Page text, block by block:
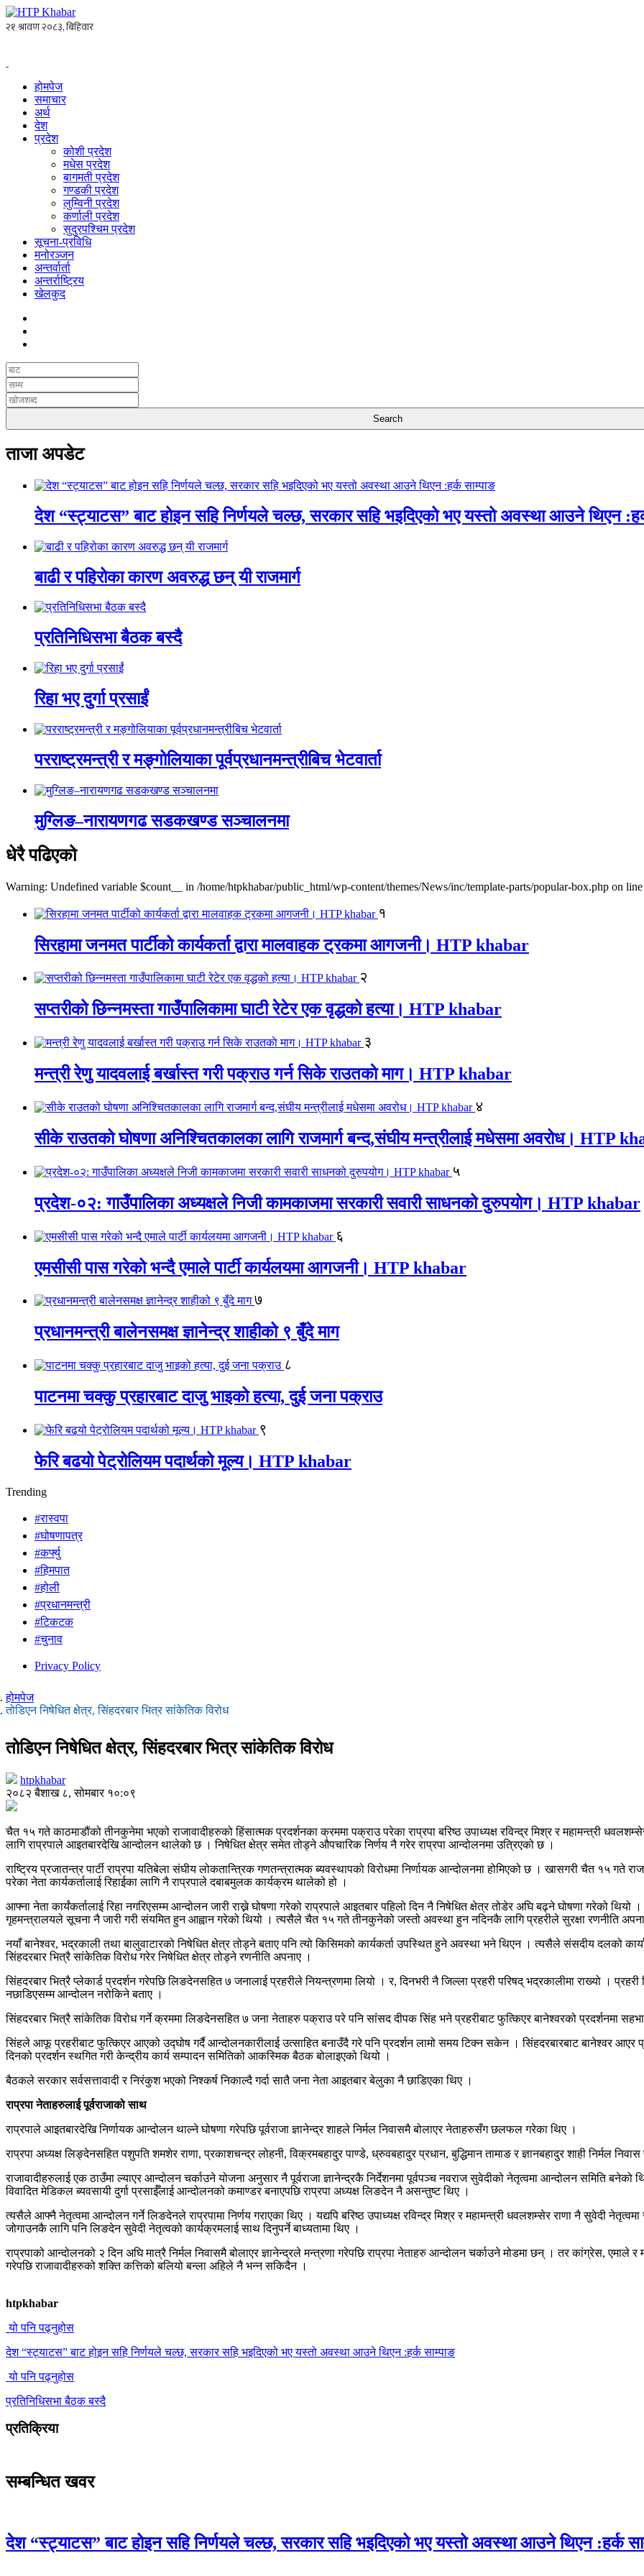
होमपेज
समाचार
अर्थ
देश
प्रदेश
कोशी प्रदेश
मधेस प्रदेश
बागमती प्रदेश
गण्डकी प्रदेश
लुम्विनी प्रदेश
कर्णाली प्रदेश
सुदुरपश्चिम प्रदेश
सूचना-प्रविधि
मनोरञ्जन
अन्तर्वार्ता
अन्तर्राष्ट्रिय
खेलकुद
ताजा अपडेट
देश “स्ट्याटस” बाट होइन सहि निर्णयले चल्छ, सरकार सहि भइदिएको भए यस्तो अवस्था आउने थिएन
बाढी र पहिरोका कारण अवरुद्ध छन् यी राजमार्ग
प्रतिनिधिसभा बैठक बस्दै
रिहा भए दुर्गा प्रसाईं
परराष्ट्रमन्त्री र मङ्गोलियाका पूर्वप्रधानमन्त्रीबिच भेटवार्ता
मुग्लिङ–नारायणगढ सडकखण्ड सञ्चालनमा
धेरै पढिएको
Warning: Undefined variable $count__ in /home/htpkhabar/public_html/wp-content/themes/News/inc/template-parts/popular-box.php on
१
सिरहामा जनमत पार्टीको कार्यकर्ता द्वारा मालवाहक ट्रकमा आगजनी। HTP khabar
२
सप्तरीको छिन्नमस्ता गाउँपालिकामा घाटी रेटेर एक वृद्धको हत्या। HTP khabar
३
मन्त्री रेणु यादवलाई बर्खास्त गरी पक्राउ गर्न सिके राउतकाे माग। HTP khabar
४
सीके राउतको घोषणा अनिश्चितकालका लागि राजमार्ग बन्द,संघीय मन्त्रीलाई मधेसमा अवरोध। HTP
५
प्रदेश-०२: गाउँपालिका अध्यक्षले निजी कामकाजमा सरकारी सवारी साधनको दुरुपयोग। HTP khabar
६
एमसीसी पास गरेको भन्दै एमाले पार्टी कार्यलयमा आगजनी। HTP khabar
७
प्रधानमन्त्री बालेनसमक्ष ज्ञानेन्द्र शाहीको ९ बुँदे माग
८
पाटनमा चक्कु प्रहारबाट दाजु भाइको हत्या, दुई जना पक्राउ
९
फेरि बढयो पेट्रोलियम पदार्थको मूल्य। HTP khabar
Trending
#रास्वपा
#घोषणापत्र
#कर्फ्यु
#हिमपात
#होली
#प्रधानमन्त्री
#टिकटक
#चुनाव
Privacy Policy
होमपेज
तोडिएन निषेधित क्षेत्र, सिंहदरबार भित्र सांकेतिक विरोध
तोडिएन निषेधित क्षेत्र, सिंहदरबार भित्र सांकेतिक विरोध
htpkhabar
२०८२ बैशाख ८, सोमबार १०:०९
चैत १५ गते काठमाडौंको तीनकुनेमा भएको राजावादीहरुको हिंसात्मक प्रदर्शनका क्रममा पक्राउ परेका राप्रपा बरिष्ठ उपाध्यक्ष रविन्द्र मिश्र र महामन्त्री
लागि राप्रपाले आइतबारदेखि आन्दोलन थालेको छ । निषेधित क्षेत्र समेत तोड्ने औपचारिक निर्णय नै गरेर राप्रपा आन्दोलनमा उत्रिएको छ ।
राष्ट्रिय प्रजातन्त्र पार्टी राप्रपा यतिबेला संघीय लोकतान्त्रिक गणतन्त्रात्मक ब्यवस्थापको विरोधमा निर्णायक आन्दोलनमा होमिएको छ । खासगरी चैत १५ गते
परेका नेता कार्यकर्तालाई रिहाईका लागि नै राप्रपाले दबाबमुलक कार्यक्रम थालेको हो ।
आफ्ना नेता कार्यंकर्तालाई रिहा नगरिएसम्म आन्दोलन जारी राख्ने घोषणा गरेको राप्रपाले आइतबार पहिलो दिन नै निषेधित क्षेत्र तोडेर अघि बढ्ने घोषणा गरेको थियो
गृहमन्त्रालयले सूचना नै जारी गरी संयमित हुन आह्वान गरेको थियो । त्यसैले चैत १५ गते तीनकुनेको जस्तो अवस्था हुन नदिनकै लागि प्रहरीले सुरक्षा रणनीति
नयाँ बानेश्वर, भद्रकाली तथा बालुवाटारको निषेधित क्षेत्र तोड्ने बताए पनि त्यो किसिमको कार्यकर्ता उपस्थित हुने अवस्था भने थिएन । त्यसैले संसदीय दलको
सिंहदरबार भित्रै सांकेतिक विरोध गरेर निषेधित क्षेत्र तोड्ने रणनीति अपनाए ।
सिंहदरबार भित्रै प्लेकार्ड प्रदर्शन गरेपछि लिङदेनसहित ७ जनालाई प्रहरीले नियन्त्रणमा लियो । र, दिनभरी नै जिल्ला प्रहरी परिषद् भद्रकालीमा राख्यो ।
नछाडिएसम्म आन्दोलन नरोकिने बताए ।
सिंहदरबार भित्रै सांकेतिक विरोध गर्ने क्रममा लिङदेनसहित ७ जना नेताहरु पक्राउ परे पनि सांंसद दीपक सिंह भने प्रहरीबाट फुत्किएर बानेश्वरको प्रदर्शनमा
सिंहले आफू प्रहरीबाट फुत्किएर आएको उद्घोष गर्दै आन्दोलनकारीलाई उत्साहित बनाउँदै गरे पनि प्रदर्शन लामो समय टिक्न सकेन । सिंहदरबारबाट बानेश्वर आएर
दिनको प्रदर्शन स्थगित गरी केन्द्रीय कार्य सम्पादन समितिको आकस्मिक बैठक बोलाइएको थियो ।
बैठकले सरकार सर्वसत्तावादी र निरंकुश भएको निश्कर्ष निकाल्दै गर्दा सातै जना नेता आइतबार बेलुका नै छाडिएका थिए ।
राप्रपा नेताहरुलाई पूर्वराजाको साथ
राप्रपाले आइतबारदेखि निर्णायक आन्दोलन थाल्ने घोषणा गरेपछि पूर्वराजा ज्ञानेन्द्र शाहले निर्मल निवासमै बोलाएर नेताहरुसँग छलफल गरेका थिए ।
राप्रपा अध्यक्ष लिङ्देनसहित पशुपति शमशेर राणा, प्रकाशचन्द्र लोहनी, विक्रमबहादुर पाण्डे, ध्रुवबहादुर प्रधान, बुद्धिमान तामाङ र ज्ञानबहादुर शाही निर्मल
राजावादीहरुलाई एक ठाउँमा ल्याएर आन्दोलन चर्काउने योजना अनुसार नै पूर्वराजा ज्ञानेन्द्रकै निर्देशनमा पूर्वपञ्च नवराज सुवेदीको नेतृत्वमा आन्दोलन समिति
विवादित मेडिकल ब्यवसायी दुर्गा प्रसाईँलाई आन्दोलनको कमाण्डर बनाएपछि राप्रपा अध्यक्ष लिङदेन नै असन्तुष्ट थिए ।
त्यसैले आफ्नै नेतृत्वमा आन्दोलन गर्ने लिङदेनले राप्रपामा निर्णय गराएका थिए । यद्यपि बरिष्ठ उपाध्यक्ष रविन्द्र मिश्र र महामन्त्री धवलशम्सेर राणा नै सुवेदी
जोगाउनकै लागि पनि लिङदेन सुवेदी नेतृत्वको कार्यक्रमलाई साथ दिनुपर्ने बाध्यतामा थिए ।
राप्रपाको आन्दोलनको २ दिन अघि मात्रै निर्मल निवासमै बोलाएर ज्ञानेन्द्रले मन्त्रणा गरेपछि राप्रपा नेताहरु आन्दोलन चर्काउने मोडमा छन् । तर कांग्रेस, एमाले
गरेपछि राजावादीहरुको शक्ति कत्तिको बलियो बन्ला अहिले नै भन्न सकिदैन ।
htpkhabar
यो पनि पढ्नुहोस
देश “स्ट्याटस” बाट होइन सहि निर्णयले चल्छ, सरकार सहि भइदिएको भए यस्तो अवस्था आउने थिएन :हर्क साम्पाङ
यो पनि पढ्नुहोस
प्रतिनिधिसभा बैठक बस्दै
प्रतिक्रिया
सम्बन्धित खवर
देश “स्ट्याटस” बाट होइन सहि निर्णयले चल्छ, सरकार सहि भइदिएको भए यस्तो अवस्था आउने थिएन :हर्क